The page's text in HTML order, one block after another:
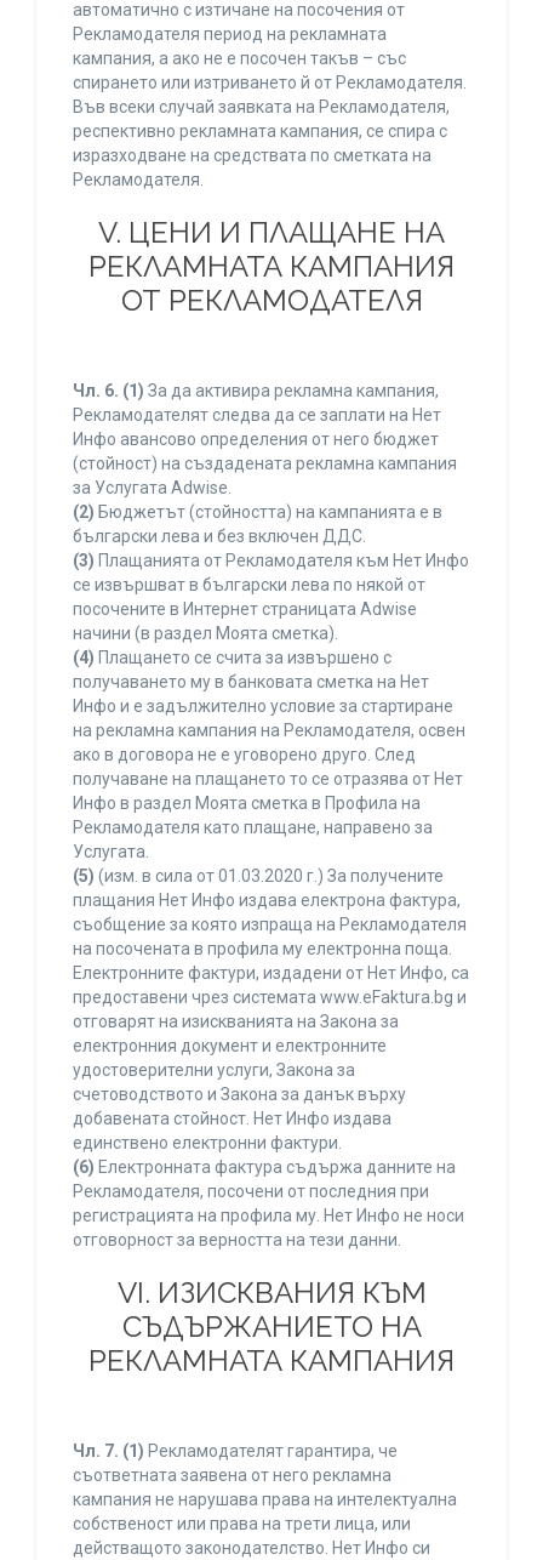
автоматично с изтичане на посочения от
Рекламодателя период на рекламната
кампания, а ако не е посочен такъв – със
спирането или изтриването й от Рекламодателя.
Във всеки случай заявката на Рекламодателя,
респективно рекламната кампания, се спира с
изразходване на средствата по сметката на
Рекламодателя.
V. ЦЕНИ И ПЛАЩАНЕ НА
РЕКЛАМНАТА КАМПАНИЯ
ОТ РЕКЛАМОДАТЕЛЯ
Чл. 6. (1) За да активира рекламна кампания,
Рекламодателят следва да се заплати на Нет
Инфо авансово определения от него бюджет
(стойност) на създадената рекламна кампания
за Услугата Adwise.
(2) Бюджетът (стойността) на кампанията е в
български лева и без включен ДДС.
(3) Плащанията от Рекламодателя към Нет Инфо
се извършват в български лева по някой от
посочените в Интернет страницата Adwise
начини (в раздел Моята сметка).
(4) Плащането се счита за извършено с
получаването му в банковата сметка на Нет
Инфо и е задължително условие за стартиране
на рекламна кампания на Рекламодателя, освен
ако в договора не е уговорено друго. След
получаване на плащането то се отразява от Нет
Инфо в раздел Моята сметка в Профила на
Рекламодателя като плащане, направено за
Услугата.
(5) (изм. в сила от 01.03.2020 г.) За получените
плащания Нет Инфо издава електрона фактура,
съобщение за която изпраща на Рекламодателя
на посочената в профила му електронна поща.
Електронните фактури, издадени от Нет Инфо, са
предоставени чрез системата www.eFaktura.bg и
отговарят на изискванията на Закона за
електронния документ и електронните
удостоверителни услуги, Закона за
счетоводството и Закона за данък върху
добавената стойност. Нет Инфо издава
единствено електронни фактури.
(6) Електронната фактура съдържа данните на
Рекламодателя, посочени от последния при
регистрацията на профила му. Нет Инфо не носи
отговорност за верността на тези данни.
VI. ИЗИСКВАНИЯ КЪМ
СЪДЪРЖАНИЕТО НА
РЕКЛАМНАТА КАМПАНИЯ
Чл. 7. (1) Рекламодателят гарантира, че
съответната заявена от него рекламна
кампания не нарушава права на интелектуална
собственост или права на трети лица, или
действащото законодателство. Нет Инфо си